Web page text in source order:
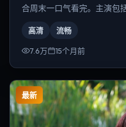
合周末一口气看完。主演包
高清 流畅
7.6万 15个月前
最新